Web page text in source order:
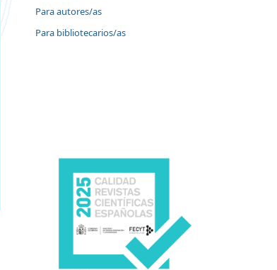
Para autores/as
Para bibliotecarios/as